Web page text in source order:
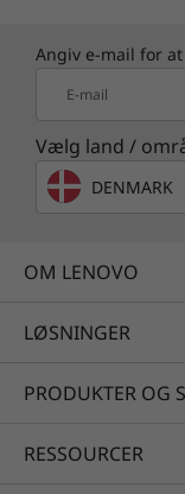
krystalklar på
Angiv e-mail for
E-mail
Vælg land /
DENMARK
OM LENOVO
LØSNINGER
PRODUKTER OG
RESSOURCER